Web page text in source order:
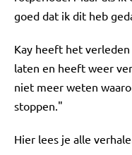
goed dat ik dit heb
Kay heeft het
laten en heeft weer
niet meer weten
stoppen."
Hier lees je alle